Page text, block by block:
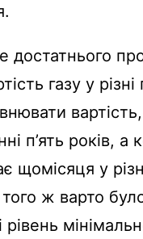
достатнього
газу у різні
п’ять років, а
щомісяця у
того ж варто
рівень